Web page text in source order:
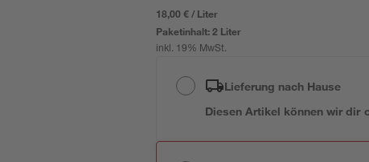
18,00 € / Liter
Paketinhalt:2 Liter
inkl. 19% MwSt.
Lieferung nach Hause
Diesen Artikel können wir dir